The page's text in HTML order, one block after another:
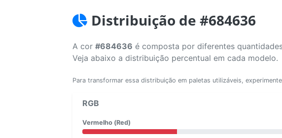
Distribuição de #684636
A cor #684636 é composta por diferentes
Veja abaixo a distribuição percentual em cada modelo.
Para transformar essa distribuição em paletas utilizáveis,
RGB
Vermelho (Red)